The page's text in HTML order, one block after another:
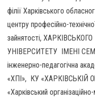
філії Харківського
центру професійно-
зайнятості,
УНІВЕРСИТЕТУ ІМЕНІ
інженерно-педагогічна
«ХПІ», КУ
«Харківський